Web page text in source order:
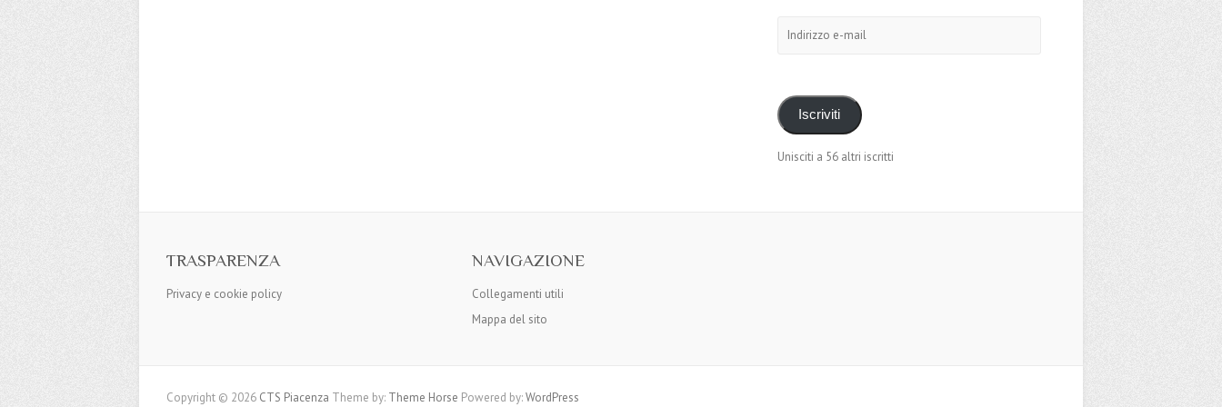
Iscriviti
Unisciti a 56 altri iscritti
TRASPARENZA
Privacy e cookie policy
NAVIGAZIONE
Collegamenti utili
Mappa del sito
Copyright © 2026 CTS Piacenza Theme by: Theme Horse Powered by:WordPress